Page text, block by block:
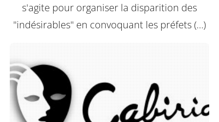
s'agite pour organiser la disparition des
"indésirables" en convoquant les préfets (…)